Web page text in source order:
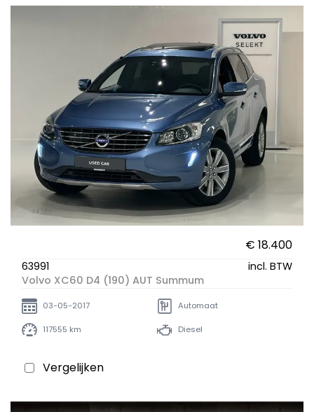
€ 18.400
63991
incl. BTW
Volvo XC60 D4 (190) AUT Summum
03-05-2017 Automaat
117555 km Diesel
Vergelijken